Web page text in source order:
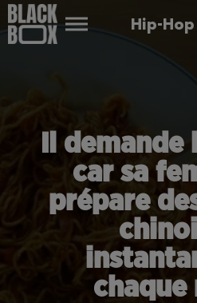
Hip-
Il
car sa
prépare
chaque